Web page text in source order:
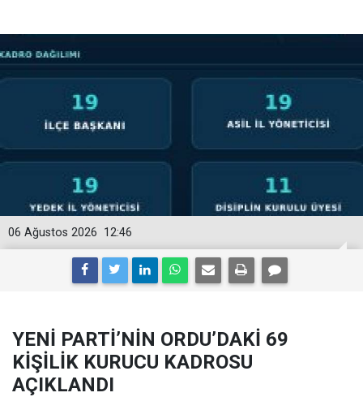
12:46
06 Ağustos 2026
YENİ PARTİ’NİN ORDU’DAKİ 69
KİŞİLİK KURUCU KADROSU
AÇIKLANDI